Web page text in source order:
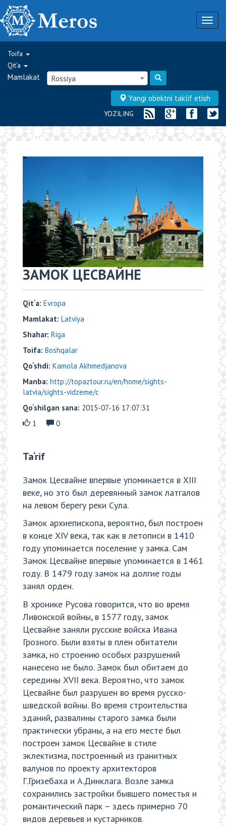
Toifa
Qit‘a
Mamlakat Rossiya
Yangi ob‘ektni taklif etish
YOZILING
ЗАМОК ЦЕСВАЙНЕ
Qit‘a: Evropa
Mamlakat: Latviya
Shahar: Riga
Toifa: Boshqalar
Qo‘shdi: Kamola Akhmedjanova
Manba: http://topaztour.ru/en/home/sights-
latvia/sights-vidzeme/c
Qo‘shilgan sana: 2015-07-16 17:07:31
1
0
Ta‘rif
Замок Цесвайне впервые упоминается в XIII
веке, но это был деревянный замок латгалов
на левом берегу реки Сула.
Замок архиепископа, вероятно, был построен
в конце XIV века, так как в летописи в 1410
году упоминается поселение у замка. Сам
Замок Цесвайне впервые упоминается в 1461
году. В 1479 году замок на долгие годы
занял орден.
В хронике Русова говорится, что во время
Ливонской войны, в 1577 году, замок
Цесвайне заняли русские войска Ивана
Грозного. Были взяты в плен обитатели
замка, но строению особых разрушений
нанесено не было. Замок был обитаем до
середины XVII века. Вероятно, что замок
Цесвайне был разрушен во время русско-
шведской войны. Во время строительства
зданий, развалины старого замка были
практически убраны, а на его месте был
построен замок Цесвайне в стиле
эклектизма, построенный из гранитных
валунов по проекту архитекторов
Г.Гризебаха и А.Динклага. Возле замка
сохранились застройки бывшего поместья и
романтический парк – здесь примерно 70
видов деревьев и кустарников.